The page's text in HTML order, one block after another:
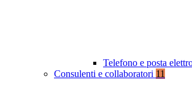
Telefono e posta
Consulenti e collaboratori 11